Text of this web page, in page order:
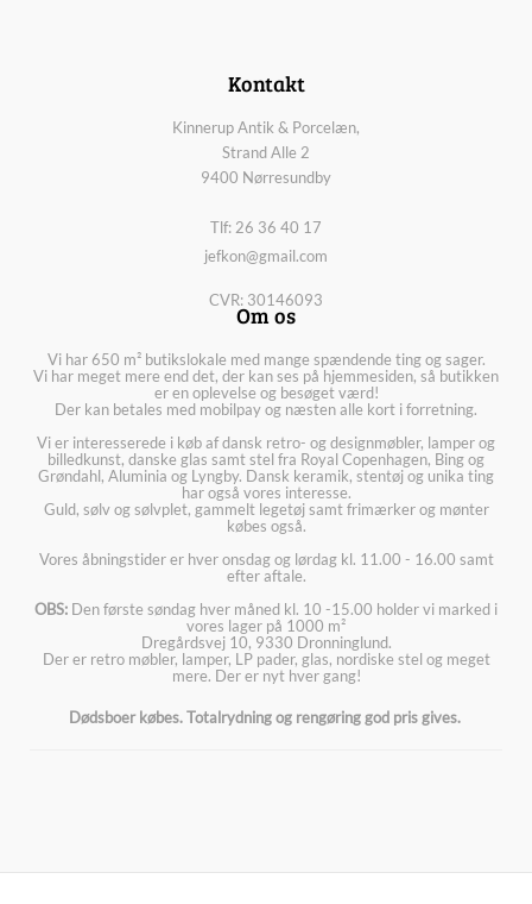
Kontakt
Kinnerup Antik & Porcelæn,
Strand Alle 2
9400 Nørresundby
Tlf: 26 36 40 17
jefkon@gmail.com
CVR: 30146093
Om os
Vi har 650 m² butikslokale med mange spændende ting og sager.
Vi har meget mere end det, der kan ses på hjemmesiden, så butikken
er en oplevelse og besøget værd!
Der kan betales med mobilpay og næsten alle kort i forretning.
Vi er interesserede i køb af dansk retro- og designmøbler, lamper og
billedkunst, danske glas samt stel fra Royal Copenhagen, Bing og
Grøndahl, Aluminia og Lyngby. Dansk keramik, stentøj og unika ting
har også vores interesse.
Guld, sølv og sølvplet, gammelt legetøj samt frimærker og mønter
købes også.
Vores åbningstider er hver onsdag og lørdag kl. 11.00 - 16.00 samt
efter aftale.
OBS: Den første søndag hver måned kl. 10 -15.00 holder vi marked i
vores lager på 1000 m²
Dregårdsvej 10, 9330 Dronninglund.
Der er retro møbler, lamper, LP pader, glas, nordiske stel og meget
mere. Der er nyt hver gang!
Dødsboer købes. Totalrydning og rengøring god pris gives.